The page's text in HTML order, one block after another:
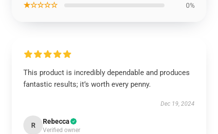
★☆☆☆☆ 0%
This product is incredibly dependable and produces
fantastic results; it’s worth every penny.
Dec 19, 2024
R Rebecca
Verified owner